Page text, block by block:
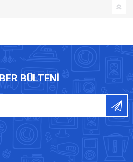
BÜLTENI